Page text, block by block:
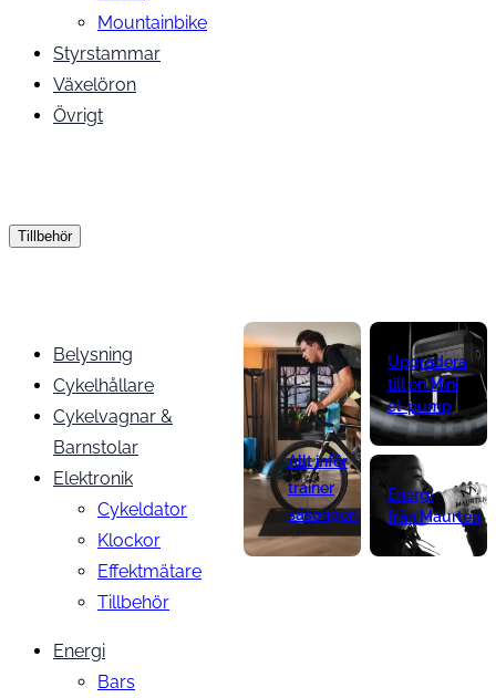
Mountainbike
Styrstammar
Växelöron
Övrigt
Tillbehör
Belysning
Cykelhållare
Cykelvagnar &
Barnstolar
Elektronik
Cykeldator
Klockor
Effektmätare
Tillbehör
Energi
Bars
Allt inför
trainer
säsongen
Upgradera
till en Mini
el-pump
Energi
från Maurten